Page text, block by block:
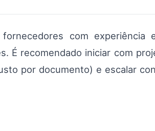
com experiência
É recomendado iniciar com
por documento) e escalar